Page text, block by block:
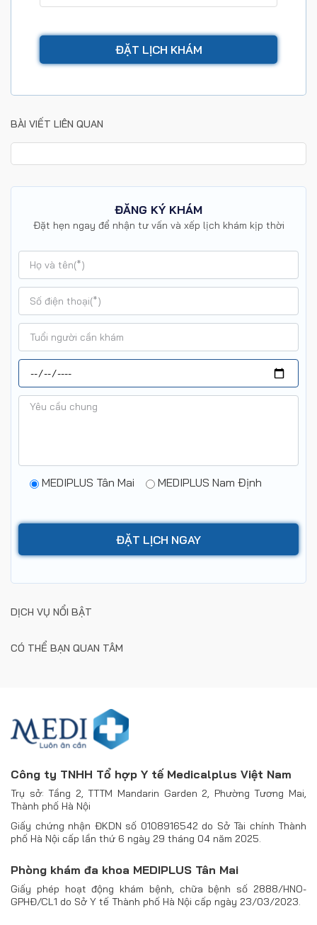
BÀI VIẾT LIÊN QUAN
ĐĂNG KÝ KHÁM
Đặt hẹn ngay để nhận tư vấn và xếp lịch khám kịp thời
MEDIPLUS Tân Mai MEDIPLUS Nam Định
DỊCH VỤ NỔI BẬT
CÓ THỂ BẠN QUAN TÂM
Công ty TNHH Tổ hợp Y tế Medicalplus Việt Nam
Trụ sở: Tầng 2, TTTM Mandarin Garden 2, Phường Tương Mai,
Thành phố Hà Nội
Giấy chứng nhận ĐKDN số 0108916542 do Sở Tài chính Thành
phố Hà Nội cấp lần thứ 6 ngày 29 tháng 04 năm 2025.
Phòng khám đa khoa MEDIPLUS Tân Mai
Giấy phép hoạt động khám bệnh, chữa bệnh số 2888/HNO-
GPHĐ/CL1 do Sở Y tế Thành phố Hà Nội cấp ngày 23/03/2023.